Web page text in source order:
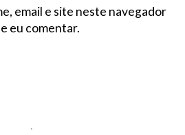
email e site neste navegador
eu comentar.